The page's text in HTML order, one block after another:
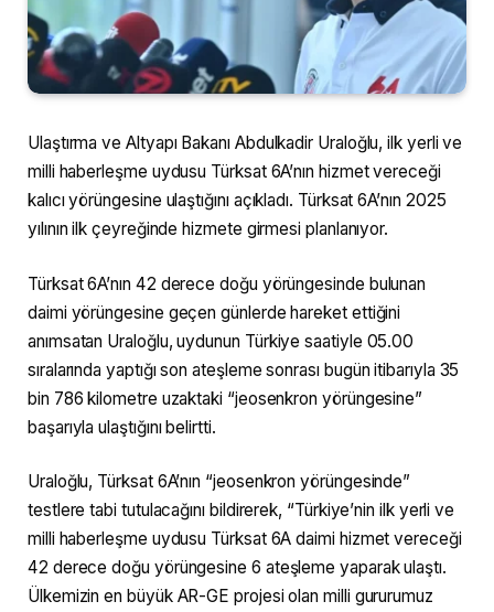
Ulaştırma ve Altyapı Bakanı Abdulkadir Uraloğlu, ilk yerli ve
milli haberleşme uydusu Türksat 6A’nın hizmet vereceği
kalıcı yörüngesine ulaştığını açıkladı. Türksat 6A’nın 2025
yılının ilk çeyreğinde hizmete girmesi planlanıyor.
Türksat 6A’nın 42 derece doğu yörüngesinde bulunan
daimi yörüngesine geçen günlerde hareket ettiğini
anımsatan Uraloğlu, uydunun Türkiye saatiyle 05.00
sıralarında yaptığı son ateşleme sonrası bugün itibarıyla 35
bin 786 kilometre uzaktaki “jeosenkron yörüngesine”
başarıyla ulaştığını belirtti.
Uraloğlu, Türksat 6A’nın “jeosenkron yörüngesinde”
testlere tabi tutulacağını bildirerek, “Türkiye’nin ilk yerli ve
milli haberleşme uydusu Türksat 6A daimi hizmet vereceği
42 derece doğu yörüngesine 6 ateşleme yaparak ulaştı.
Ülkemizin en büyük AR-GE projesi olan milli gururumuz